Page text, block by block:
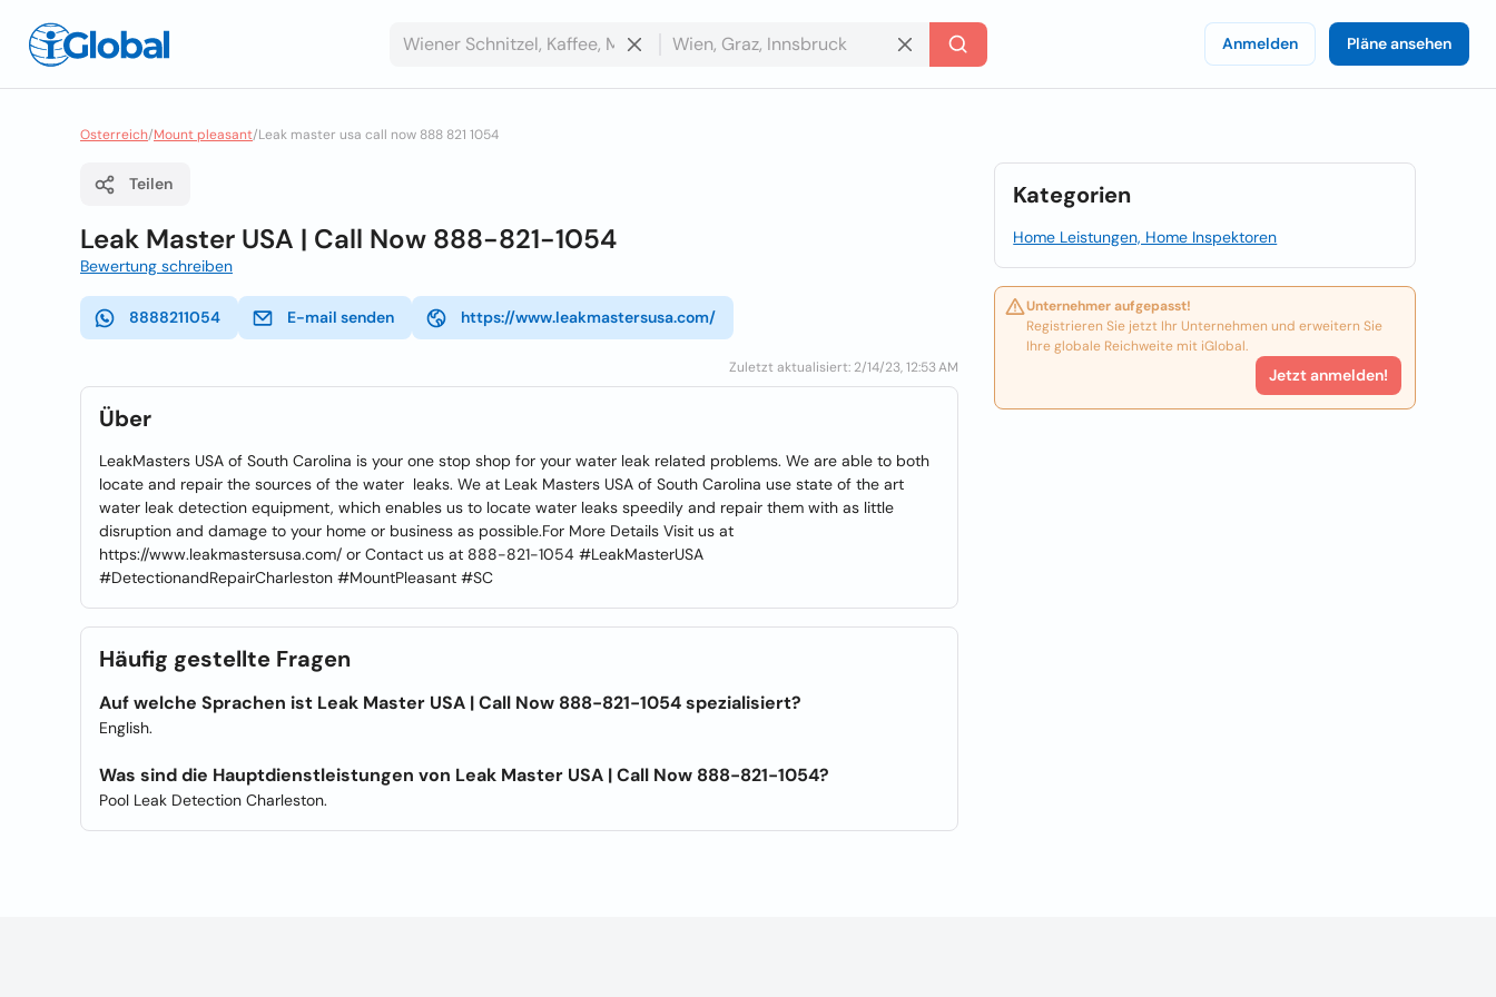
Anmelden Pläne ansehen
Osterreich/Mount pleasant/Leak master usa call now 888 821 1054
Teilen
Leak Master USA | Call Now 888-821-1054
Bewertung schreiben
8888211054 E-mail senden https://www.leakmastersusa.com/
Zuletzt aktualisiert: 2/14/23, 12:53 AM
Über
LeakMasters USA of South Carolina is your one stop shop for your water leak related problems. We are able to both
locate and repair the sources of the water leaks. We at Leak Masters USA of South Carolina use state of the art
water leak detection equipment, which enables us to locate water leaks speedily and repair them with as little
disruption and damage to your home or business as possible.For More Details Visit us at
https://www.leakmastersusa.com/ or Contact us at 888-821-1054 #LeakMasterUSA
#DetectionandRepairCharleston #MountPleasant #SC
Häufig gestellte Fragen
Auf welche Sprachen ist Leak Master USA | Call Now 888-821-1054 spezialisiert?
English.
Was sind die Hauptdienstleistungen von Leak Master USA | Call Now 888-821-1054?
Pool Leak Detection Charleston.
Kategorien
Home Leistungen, Home Inspektoren
Unternehmer aufgepasst!
Registrieren Sie jetzt Ihr Unternehmen und erweitern Sie
Ihre globale Reichweite mit iGlobal.
Jetzt anmelden!